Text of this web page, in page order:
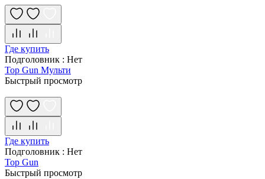
Где купить
Подголовник : Нет
Top Gun Мульти
Быстрый просмотр
Где купить
Подголовник : Нет
Top Gun
Быстрый просмотр